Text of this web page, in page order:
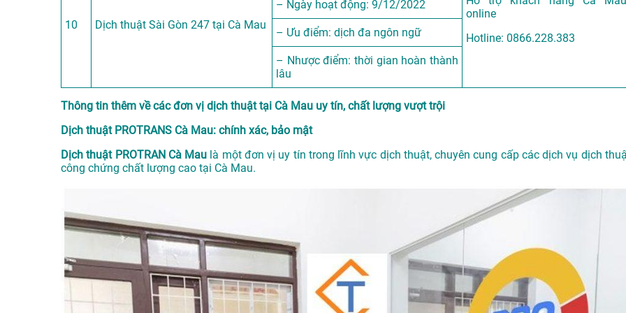
10 Dịch thuật Sài Gòn 247 tại Cà Mau
online
Hotline: 0866.228.383
– Ngày hoạt động: 9/12/2022
– Ưu điểm: dịch đa ngôn ngữ
– Nhược điểm: thời gian hoàn thành
lâu
Thông tin thêm về các đơn vị dịch thuật tại Cà Mau uy tín, chất lượng vượt trội
Dịch thuật PROTRANS Cà Mau: chính xác, bảo mật
Dịch thuật PROTRAN Cà Mau là một đơn vị uy tín trong lĩnh vực dịch thuật, chuyên cung cấp các dịch vụ dịch
công chứng chất lượng cao tại Cà Mau.